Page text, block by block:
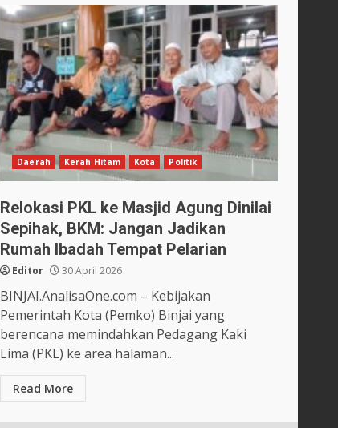
Daerah Kerah Hitam Kota Politik
Relokasi PKL ke Masjid Agung Dinilai
Sepihak, BKM: Jangan Jadikan
Rumah Ibadah Tempat Pelarian
Editor 30 April 2026
BINJAI.AnalisaOne.com – Kebijakan
Pemerintah Kota (Pemko) Binjai yang
berencana memindahkan Pedagang Kaki
Lima (PKL) ke area halaman...
Read More